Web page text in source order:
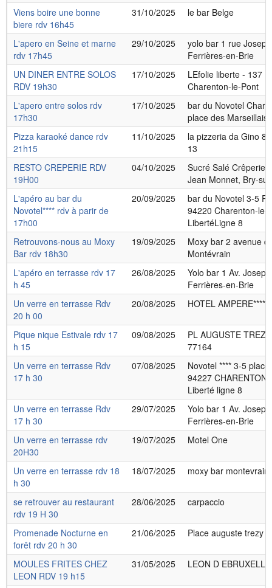
Viens boire une bonne
biere rdv 16h45
31/10/2025 le bar Belge
L'apero en Seine et marne
rdv 17h45
29/10/2025
yolo bar 1 rue
Ferrières-en-Brie
UN DINER ENTRE SOLOS
RDV 19h30
17/10/2025
LEfolie liberte - 137
Charenton-le-Pont
L'apero entre solos rdv
17h30
17/10/2025
bar du Novotel
place des Marseillais
Pizza karaoké dance rdv
21h15
11/10/2025
la pizzeria da Gino
13
RESTO CREPERIE RDV
19H00
04/10/2025
Sucré Salé Crêperie
Jean Monnet, Bry-
L'apéro au bar du
Novotel**** rdv à parir de
17h00
20/09/2025
bar du Novotel 3-5
94220 Charenton-le-
LibertéLigne 8
Retrouvons-nous au Moxy
Bar rdv 18h30
19/09/2025
Moxy bar 2 avenue
Montévrain
L'apéro en terrasse rdv 17
h 45
26/08/2025
Yolo bar 1 Av.
Ferrières-en-Brie
Un verre en terrasse Rdv
20 h 00
20/08/2025 HOTEL AMPERE****
Pique nique Estivale rdv 17
h 15
09/08/2025
PL AUGUSTE
77164
Un verre en terrasse Rdv
17 h 30
07/08/2025
Novotel **** 3-5
94227 CHARENTON
Liberté ligne 8
Un verre en terrasse Rdv
17 h 30
29/07/2025
Yolo bar 1 Av.
Ferrières-en-Brie
Un verre en terrasse rdv
20H30
19/07/2025 Motel One
Un verre en terrasse rdv 18
h 30
18/07/2025 moxy bar montevrain
se retrouver au restaurant
rdv 19 H 30
28/06/2025 carpaccio
Promenade Nocturne en
forêt rdv 20 h 30
21/06/2025 Place auguste trezy
MOULES FRITES CHEZ
LEON RDV 19 h15
31/05/2025 LEON D